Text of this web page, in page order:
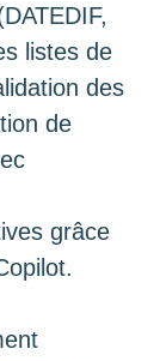
listes de
des
de
grâce